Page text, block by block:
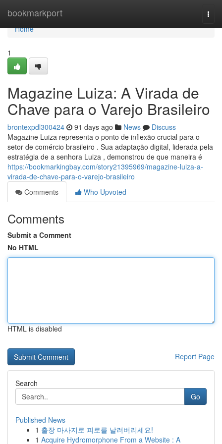
bookmarkport
Home
Home
1
Magazine Luiza: A Virada de
Chave para o Varejo Brasileiro
brontexpdl300424 91 days ago News
Discuss
Magazine Luiza representa o ponto de inflexão crucial para o
setor de comércio brasileiro . Sua adaptação digital, liderada pela
estratégia de a senhora Luiza , demonstrou de que maneira é
https://bookmarkingbay.com/story21395969/magazine-luiza-a-
virada-de-chave-para-o-varejo-brasileiro
Comments
Who Upvoted
Comments
Submit a Comment
No HTML
HTML is disabled
Report Page
Search
Go
Published News
1 출장 마사지로 피로를 날려버리세요!
1 Acquire Hydromorphone From a Website : A